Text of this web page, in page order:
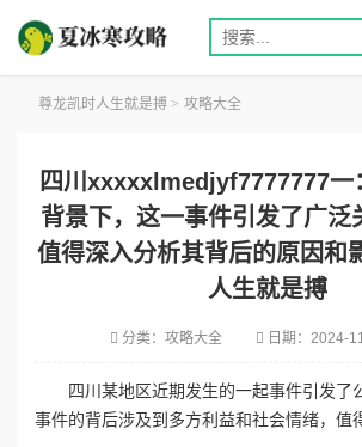
尊龙凯时人生就是搏 > 攻略大全
四川xxxxxlmedjyf7777777一
背景下，这一事件引发了广泛
值得深入分析其背后的原因和
人生就是搏
分类： 攻略大全 日期： 2024-
四川某地区近期发生的一起事件引发了公
事件的背后涉及到多方利益和社会情绪，值